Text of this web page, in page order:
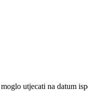
utjecati na datum